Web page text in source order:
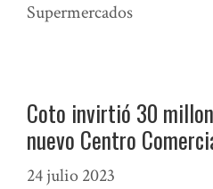
Supermercados
Coto invirtió 30
nuevo Centro
24 julio 2023